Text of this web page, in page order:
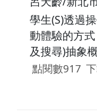
學生(S)透過
動體驗的方
及搜尋)抽象
及多媒體素
法思維。最
點閱數917